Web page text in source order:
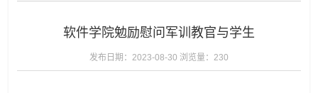
软件学院勉励慰问军训教官与学生
发布日期：2023-08-30 浏览量： 230